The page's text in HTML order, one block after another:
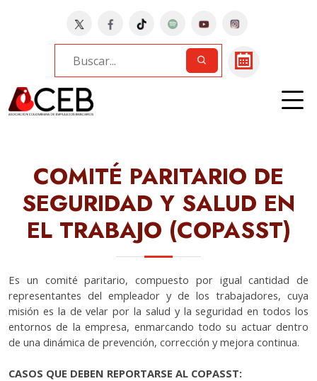
Bancos
MI BANCO | COPASST
COMITÉ PARITARIO DE
SEGURIDAD Y SALUD EN
EL TRABAJO (COPASST)
Es un comité paritario, compuesto por igual cantidad de
representantes del empleador y de los trabajadores, cuya
misión es la de velar por la salud y la seguridad en todos los
entornos de la empresa, enmarcando todo su actuar dentro
de una dinámica de prevención, corrección y mejora continua.
CASOS QUE DEBEN REPORTARSE AL COPASST: